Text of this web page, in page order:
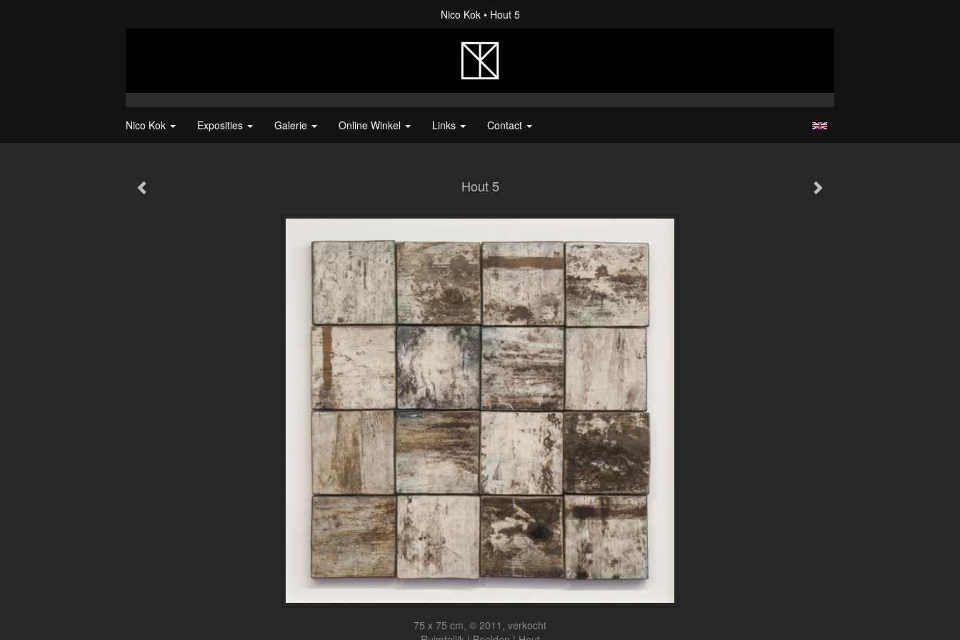
Nico Kok Hout 5
Nico Kok Exposities Galerie Online Winkel Links Contact
Hout 5
75 x 75 cm, © 2011, verkocht